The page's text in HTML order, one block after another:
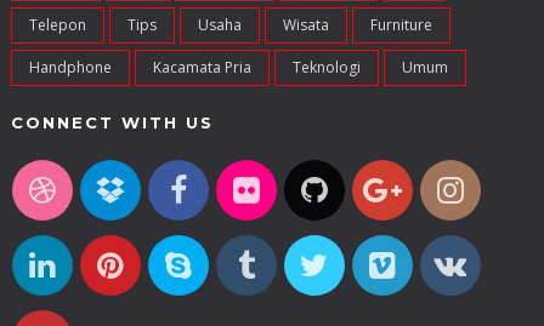
Telepon Tips Usaha Wisata Furniture
Handphone Kacamata Pria Teknologi Umum
CONNECT WITH US